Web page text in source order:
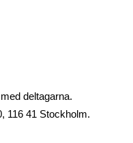
deltagarna.
116 41 Stockholm.